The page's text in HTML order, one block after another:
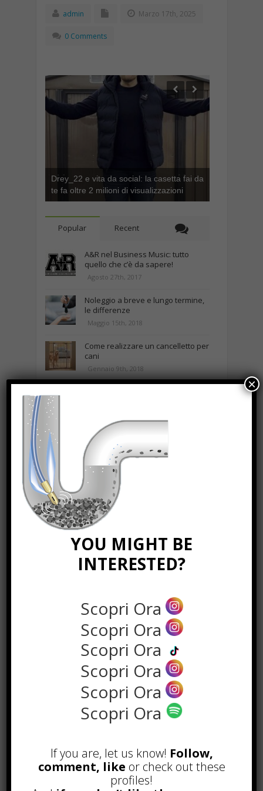
admin Marzo 17th, 2025
0 Comments
Drey_22 e vita da social: la casetta fai da
te fa oltre 2 milioni di visualizzazioni
Popular Recent
A&R nel Business Music: tutto
quello che c’è da sapere!
Agosto 27th, 2017
Noleggio a breve e lungo termine,
le differenze
Maggio 15th, 2018
Come realizzare un cancelletto per
cani
Gennaio 9th, 2018
NEWS IN UNA FOTO
POPOLARI
quello che c’è da sapere!
Agosto 27th, 2017
Noleggio a breve e lungo termine,
YOU MIGHT BE
INTERESTED?
Scopri Ora
Scopri Ora
Scopri Ora
Scopri Ora
Scopri Ora
Scopri Ora
If you are, let us know! Follow,
comment, like or check out these
profiles!
×